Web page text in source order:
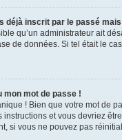
déjà inscrit par le passé
qu’un administrateur ait
de données. Si tel était le
mon mot de passe !
! Bien que votre mot de
instructions et vous devriez
si vous ne pouvez pas